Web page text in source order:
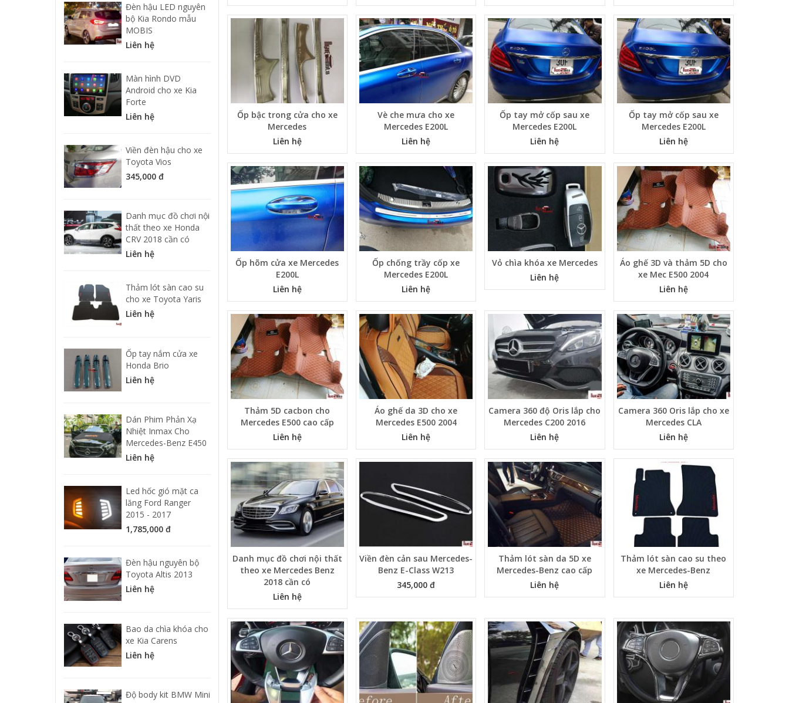
Đèn hậu LED nguyên
bộ Kia Rondo mẫu
MOBIS
Liên hệ
Màn hình DVD
Android cho xe Kia
Forte
Liên hệ
Viền đèn hậu cho xe
Toyota Vios
345,000 đ
Danh mục đồ chơi nội
thất theo xe Honda
CRV 2018 cần có
Liên hệ
Thảm lót sàn cao su
cho xe Toyota Yaris
Liên hệ
Ốp tay nắm cửa xe
Honda Brio
Liên hệ
Dán Phim Phản Xạ
Nhiệt Inmax Cho
Mercedes-Benz E450
Liên hệ
Led hốc gió mặt ca
lăng Ford Ranger
2015 - 2017
1,785,000 đ
Đèn hậu nguyên bộ
Toyota Altis 2013
Liên hệ
Bao da chìa khóa cho
xe Kia Carens
Liên hệ
Độ body kit BMW Mini
Ốp bậc trong cửa cho xe
Mercedes
Liên hệ
Vè che mưa cho xe
Mercedes E200L
Liên hệ
Ốp tay mở cốp sau xe
Mercedes E200L
Liên hệ
Ốp tay mở cốp sau xe
Mercedes E200L
Liên hệ
Ốp hõm cửa xe Mercedes
E200L
Liên hệ
Ốp chống trầy cốp xe
Mercedes E200L
Liên hệ
Vỏ chìa khóa xe Mercedes
Liên hệ
Áo ghế 3D và thảm 5D cho
xe Mec E500 2004
Liên hệ
Thảm 5D cacbon cho
Mercedes E500 cao cấp
Liên hệ
Áo ghế da 3D cho xe
Mercedes E500 2004
Liên hệ
Camera 360 độ Oris lắp cho
Mercedes C200 2016
Liên hệ
Camera 360 Oris lắp cho xe
Mercedes CLA
Liên hệ
Danh mục đồ chơi nội thất
theo xe Mercedes Benz
2018 cần có
Liên hệ
Viền đèn cản sau Mercedes-
Benz E-Class W213
345,000 đ
Thảm lót sàn da 5D xe
Mercedes-Benz cao cấp
Liên hệ
Thảm lót sàn cao su theo
xe Mercedes-Benz
Liên hệ